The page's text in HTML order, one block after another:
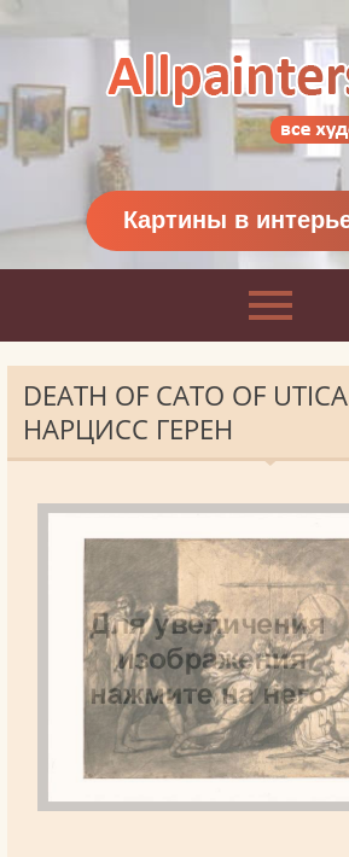
Картины классиков
и современников
Картины в
DEATH OF CATO OF
НАРЦИСС ГЕРЕН